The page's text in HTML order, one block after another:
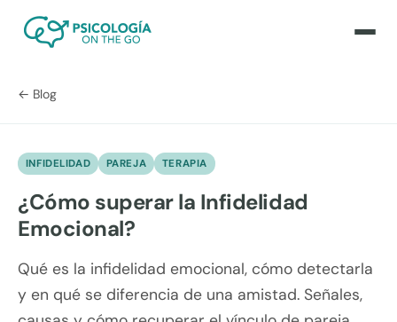
← Blog
INFIDELIDAD PAREJA TERAPIA
¿Cómo superar la Infidelidad
Emocional?
Qué es la infidelidad emocional, cómo detectarla
y en qué se diferencia de una amistad. Señales,